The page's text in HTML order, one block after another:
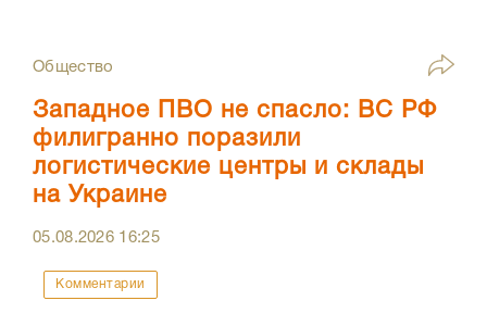
Общество
Западное ПВО не спасло: ВС РФ
филигранно поразили
логистические центры и склады
на Украине
05.08.2026 16:25
Комментарии